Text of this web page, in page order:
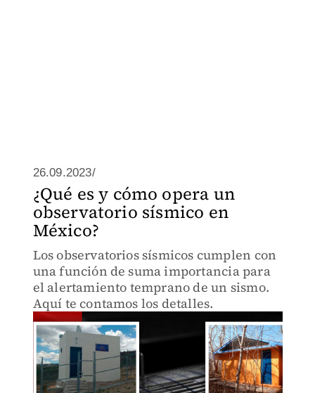
26.09.2023/
¿Qué es y cómo opera un
observatorio sísmico en
México?
Los observatorios sísmicos cumplen con
una función de suma importancia para
el alertamiento temprano de un sismo.
Aquí te contamos los detalles.